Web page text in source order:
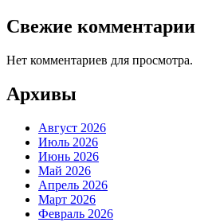
Свежие комментарии
Нет комментариев для просмотра.
Архивы
Август 2026
Июль 2026
Июнь 2026
Май 2026
Апрель 2026
Март 2026
Февраль 2026